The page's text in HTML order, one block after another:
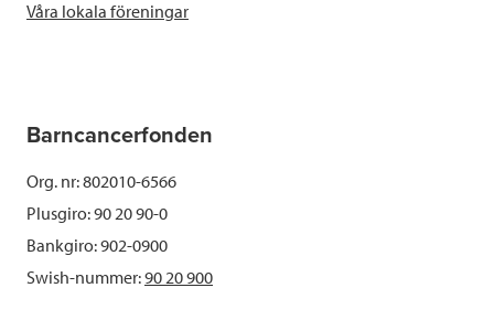
Våra lokala föreningar
Barncancerfonden
Org. nr: 802010-6566
Plusgiro: 90 20 90-0
Bankgiro: 902-0900
Swish-nummer:90 20 900